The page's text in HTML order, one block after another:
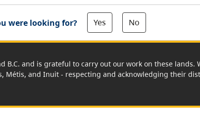
were looking for? Yes No
B.C. and is grateful to carry out our work on these lands.
Métis, and Inuit - respecting and acknowledging their